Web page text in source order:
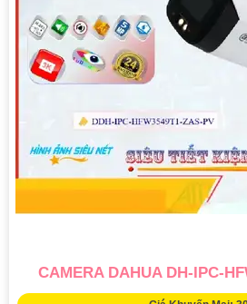
CAMERA DAHUA DH-IPC-